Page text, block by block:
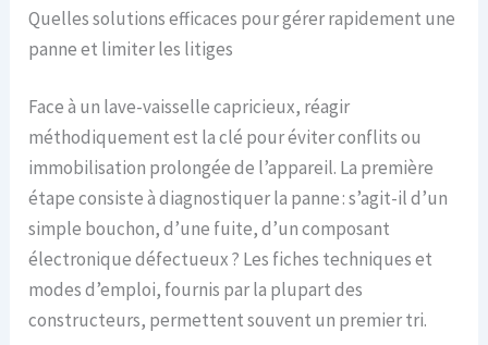
Quelles solutions efficaces pour gérer rapidement une
panne et limiter les litiges
Face à un lave-vaisselle capricieux, réagir
méthodiquement est la clé pour éviter conflits ou
immobilisation prolongée de l’appareil. La première
étape consiste à diagnostiquer la panne : s’agit-il d’un
simple bouchon, d’une fuite, d’un composant
électronique défectueux ? Les fiches techniques et
modes d’emploi, fournis par la plupart des
constructeurs, permettent souvent un premier tri.